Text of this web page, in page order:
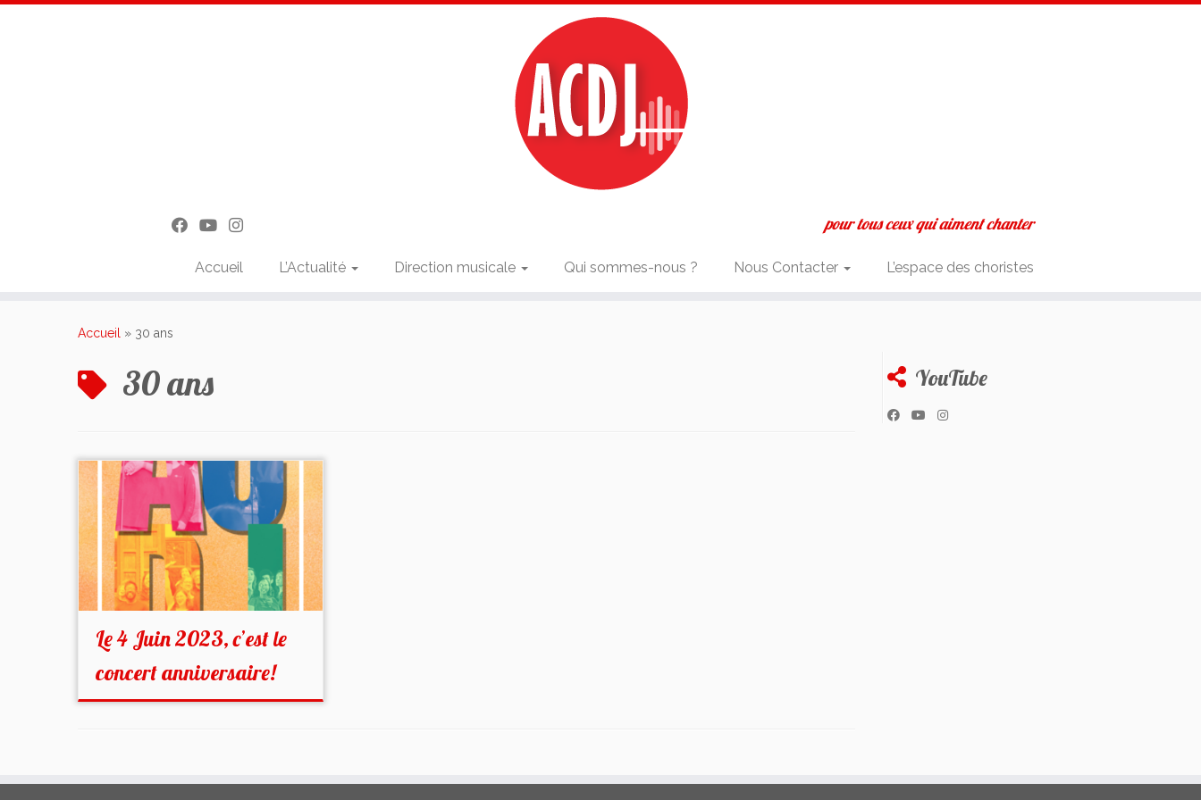
pour tous ceux qui aiment chanter
Accueil L’Actualité Direction musicale Qui sommes-nous ? Nous Contacter L’espace des choristes
Accueil » 30 ans
30 ans
Le 4 Juin 2023, c’est le
concert anniversaire!
YouTube